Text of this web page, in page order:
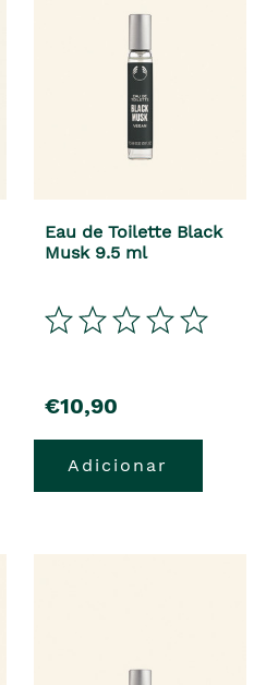
Eau de Toilette Black
Musk 9.5 ml
€10,90
Adicionar